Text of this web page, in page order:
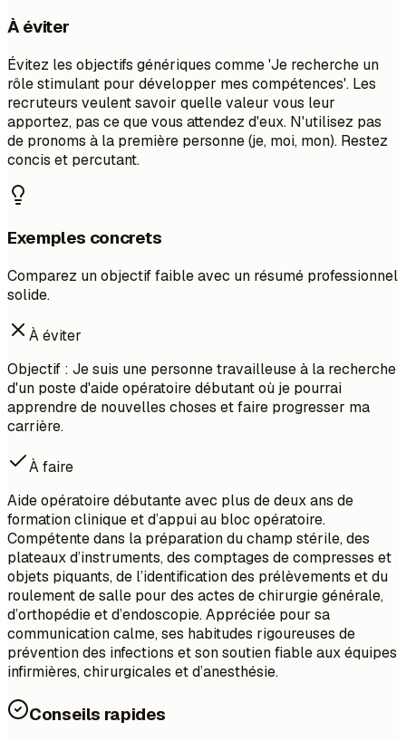
À éviter
Évitez les objectifs génériques comme 'Je recherche un
rôle stimulant pour développer mes compétences'. Les
recruteurs veulent savoir quelle valeur vous leur
apportez, pas ce que vous attendez d'eux. N'utilisez pas
de pronoms à la première personne (je, moi, mon). Restez
concis et percutant.
Exemples concrets
Comparez un objectif faible avec un résumé professionnel
solide.
À éviter
Objectif : Je suis une personne travailleuse à la recherche
d'un poste d'aide opératoire débutant où je pourrai
apprendre de nouvelles choses et faire progresser ma
carrière.
À faire
Aide opératoire débutante avec plus de deux ans de
formation clinique et d’appui au bloc opératoire.
Compétente dans la préparation du champ stérile, des
plateaux d’instruments, des comptages de compresses et
objets piquants, de l’identification des prélèvements et du
roulement de salle pour des actes de chirurgie générale,
d’orthopédie et d’endoscopie. Appréciée pour sa
communication calme, ses habitudes rigoureuses de
prévention des infections et son soutien fiable aux équipes
infirmières, chirurgicales et d’anesthésie.
Conseils rapides